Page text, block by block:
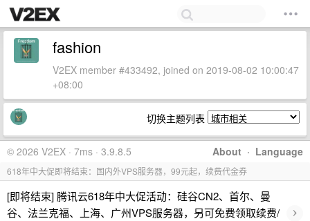
fashion
V2EX member #433492, joined on 2019-08-02 10:00:47
+08:00
切换主题列表
About · Language
© 2026 V2EX · 7ms · 3.9.8.5
618年中大促即将结束：国内外VPS服务器，99元起，续费代金券
[即将结束] 腾讯云618年中大促活动：硅谷CN2、首尔、曼
谷、法兰克福、上海、广州VPS服务器，另可免费领取续费/
›